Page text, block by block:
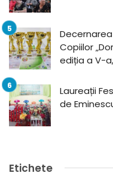
Copiilor
ediția a V-
Laureații
de
Etichete